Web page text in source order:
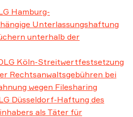
Hamburg-
Unterlassungshaftung
unterhalb der
Köln-Streitwertfestsetzung
Rechtsanwaltsgebühren bei
wegen Filesharing
Düsseldorf-Haftung des
als Täter für